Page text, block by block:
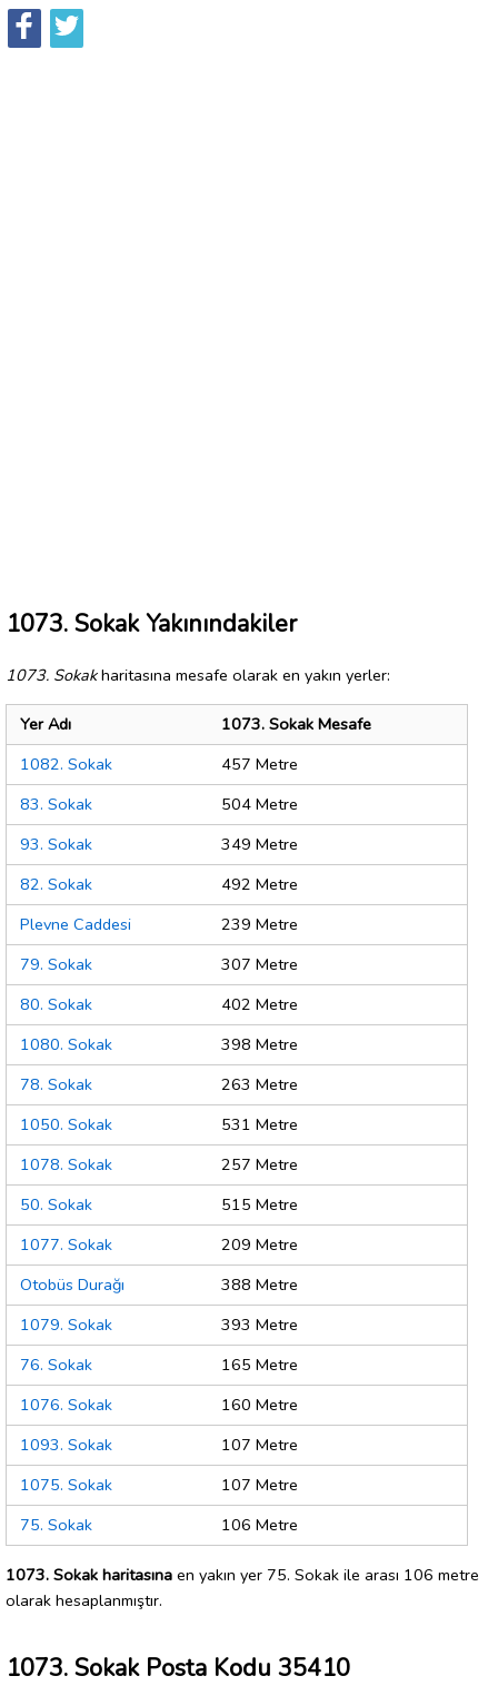
1073. Sokak Yakınındakiler
1073. Sokakharitasına mesafe olarak en yakın yerler:
Yer Adı
1073. Sokak Mesafe
1082. Sokak
457 Metre
83. Sokak
504 Metre
93. Sokak
349 Metre
82. Sokak
492 Metre
Plevne Caddesi
239 Metre
79. Sokak
307 Metre
80. Sokak
402 Metre
1080. Sokak
398 Metre
78. Sokak
263 Metre
1050. Sokak
531 Metre
1078. Sokak
257 Metre
50. Sokak
515 Metre
1077. Sokak
209 Metre
Otobüs Durağı
388 Metre
1079. Sokak
393 Metre
76. Sokak
165 Metre
1076. Sokak
160 Metre
1093. Sokak
107 Metre
1075. Sokak
107 Metre
75. Sokak
106 Metre
1073. Sokak haritasına en yakın yer 75. Sokak ile arası 106 metre
olarak hesaplanmıştır.
1073. Sokak Posta Kodu 35410